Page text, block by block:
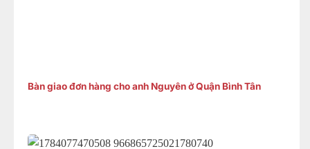
Bàn giao đơn hàng cho anh Nguyên ở Quận Bình Tân